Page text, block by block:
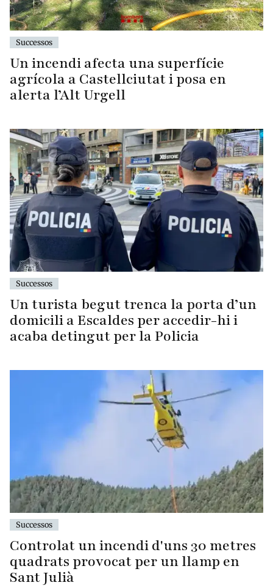
Successos
Un incendi afecta una superfície
agrícola a Castellciutat i posa en
alerta l’Alt Urgell
Successos
Un turista begut trenca la porta d’un
domicili a Escaldes per accedir-hi i
acaba detingut per la Policia
Successos
Controlat un incendi d'uns 30 metres
quadrats provocat per un llamp en
Sant Julià